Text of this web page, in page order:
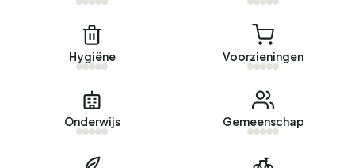
Hygiëne Voorzieningen
Onderwijs Gemeenschap